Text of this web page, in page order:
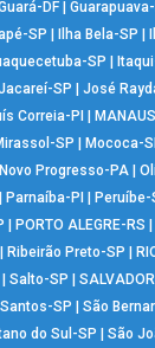
DF|
SP Ilha Bela-SP
SP
SP José
Correia-PI
SP Mococa-
Novo Progresso-PA |
Parnaíba-PI Peruíbe-
PORTO ALEGRE-RS
Ribeirão Preto-SP
Salto-SP
Santos-SP |São
do Sul-SP |São